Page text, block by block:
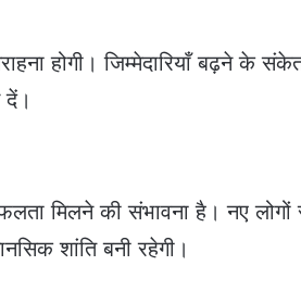
होगी। जिम्मेदारियाँ बढ़ने के
दें।
मिलने की संभावना है। नए
शांति बनी रहेगी।